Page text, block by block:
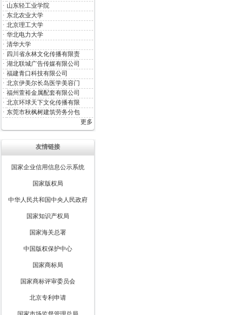
· 山东轻工业学院
· 东北农业大学
· 北京理工大学
· 华北电力大学
· 清华大学
· 四川省永林文化传播有限责
· 湖北联城广告传媒有限公司
· 福建青口科技有限公司
· 北京伊美尔长岛医学美容门
· 福州萱裕金属配套有限公司
· 北京环球天下文化传播有限
· 东莞市秋枫树建筑劳务分包
更多
友情链接
国家企业信用信息公示系统
国家版权局
中华人民共和国中央人民政府
国家知识产权局
国家海关总署
中国版权保护中心
国家商标局
国家商标评审委员会
北京专利申请